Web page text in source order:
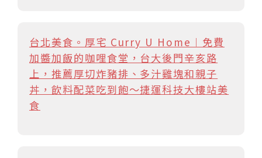
台北美食。厚宅 Curry U Home︱免費
加醬加飯的咖哩食堂，台大後門辛亥路
上，推薦厚切炸豬排、多汁雞塊和親子
丼，飲料配菜吃到飽～捷運科技大樓站美
食